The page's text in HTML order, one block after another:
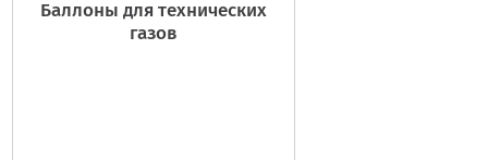
Баллоны для технических
газов